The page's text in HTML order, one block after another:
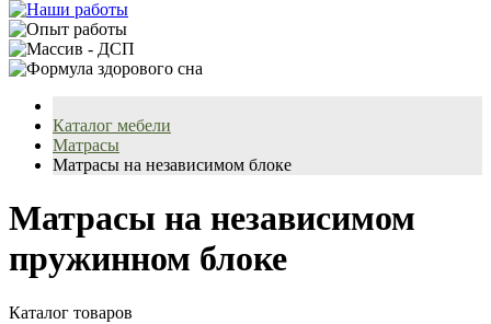
Каталог мебели
Матрасы
Матрасы на независимом блоке
Матрасы на независимом
пружинном блоке
Каталог товаров